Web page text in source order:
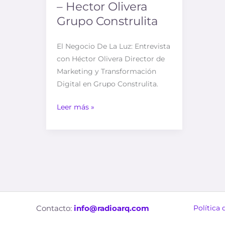
– Hector Olivera
Grupo Construlita
El Negocio De La Luz​: Entrevista
con Héctor Olivera Director de
Marketing y Transformación
Digital en Grupo Construlita.
Leer más »
Contacto: info@radioarq.com Política